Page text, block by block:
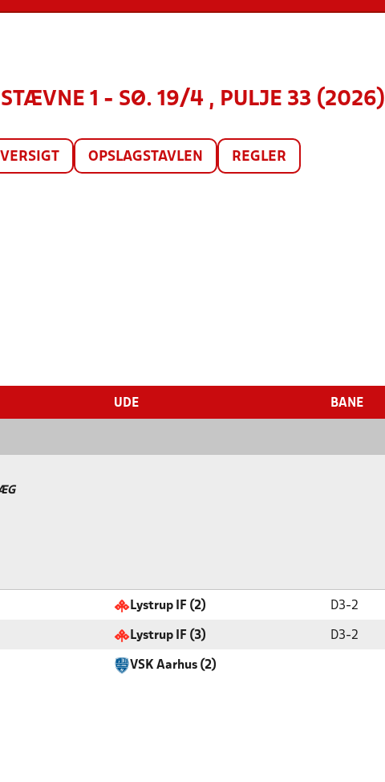
1 - SØ. 19/4 , PULJE 33 (2026)
OPSLAGSTAVLEN REGLER
UDE BANE
Lystrup IF (2) D3-2
Lystrup IF (3) D3-2
VSK Aarhus (2)